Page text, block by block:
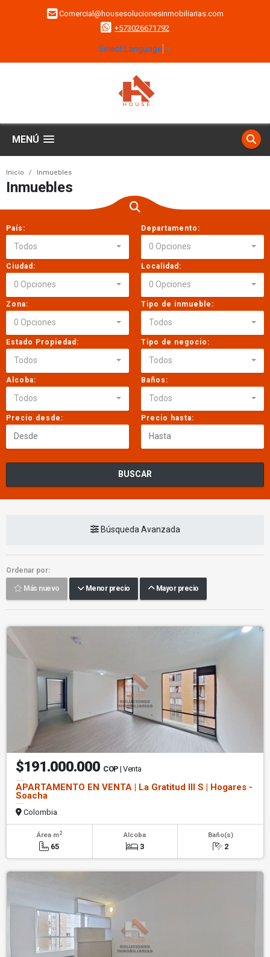
Comercial@housesolucionesinmobiliarias.com
+573026671792
Select Language ▼
MENÚ
Inicio Inmuebles
Inmuebles
País:
Todos
Departamento:
0 Opciones
Ciudad:
0 Opciones
Localidad:
0 Opciones
Zona:
0 Opciones
Tipo de inmueble:
Todos
Estado Propiedad:
Todos
Tipo de negocio:
Todos
Alcoba:
Todos
Baños:
Todos
Precio desde: Precio hasta:
BUSCAR
Búsqueda Avanzada
Ordenar por:
Más nuevo Menor precio Mayor precio
$191.000.000 COP | Venta
APARTAMENTO EN VENTA | La Gratitud III S | Hogares -
Soacha
Colombia
Área m2
65
Alcoba
3
Baño(s)
2